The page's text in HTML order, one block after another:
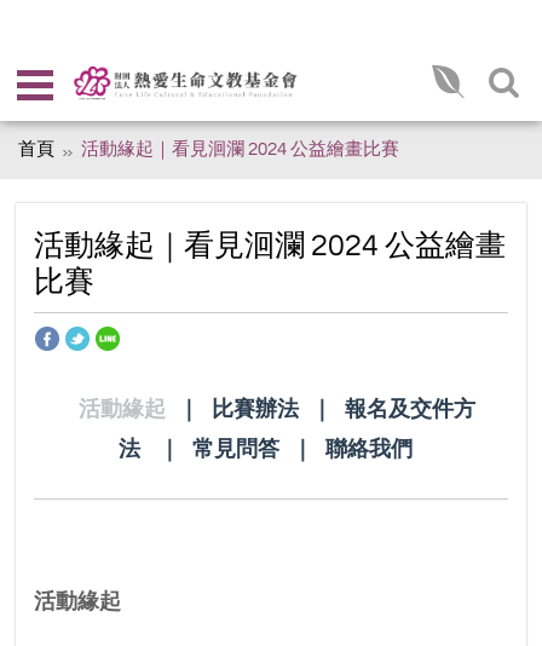
首頁 活動緣起｜看見洄瀾 2024 公益繪畫比賽
活動緣起｜看見洄瀾 2024 公益繪畫
比賽
活動緣起 比賽辦法
報名及交件方
法
常見問答 聯絡我們
活動緣起